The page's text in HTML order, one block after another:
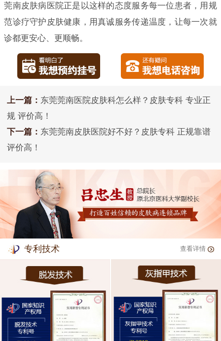
莞南皮肤病医院正是以这样的态度服务每一位患者，用规
范诊疗守护皮肤健康，用真诚服务传递温度，让每一次就
诊都更安心、更顺畅。
上一篇： 东莞莞南医院皮肤科怎么样？皮肤专科 专业正
规 评价高！
下一篇： 东莞莞南皮肤医院好不好？皮肤专科 正规靠谱
评价高！
专利技术 查看详情